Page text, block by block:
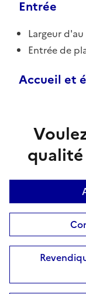
Entrée
Largeur
Entrée de
Accueil et